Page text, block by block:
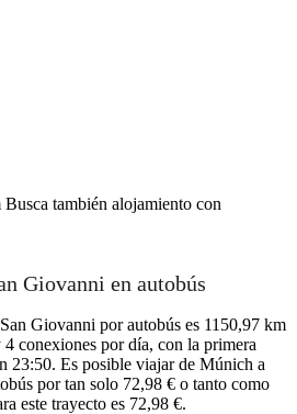
Busca también alojamiento con
Giovanni en autobús
Giovanni por autobús es 1150,97 km
conexiones por día, con la primera
23:50. Es posible viajar de Múnich a
por tan solo 72,98 € o tanto como
este trayecto es 72,98 €.